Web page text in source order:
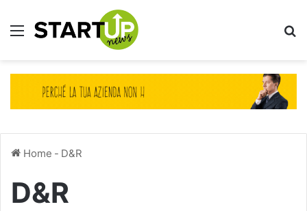
Menu
Home - D&R
D&R